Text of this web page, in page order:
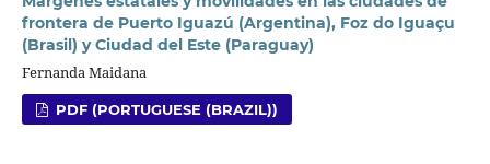
frontera de Puerto Iguazú (Argentina), Foz do Iguaçu
(Brasil) y Ciudad del Este (Paraguay)
Fernanda Maidana
PDF (PORTUGUESE (BRAZIL))